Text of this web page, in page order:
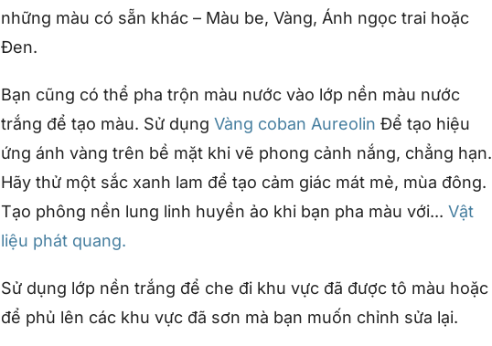
những màu có sẵn khác – Màu be, Vàng, Ánh ngọc trai hoặc
Đen.
Bạn cũng có thể pha trộn màu nước vào lớp nền màu nước
trắng để tạo màu. Sử dụngVàng coban Aureolin Để tạo hiệu
ứng ánh vàng trên bề mặt khi vẽ phong cảnh nắng, chẳng hạn.
Hãy thử một sắc xanh lam để tạo cảm giác mát mẻ, mùa đông.
Tạo phông nền lung linh huyền ảo khi bạn pha màu với...Vật
liệu phát quang.
Sử dụng lớp nền trắng để che đi khu vực đã được tô màu hoặc
để phủ lên các khu vực đã sơn mà bạn muốn chỉnh sửa lại.